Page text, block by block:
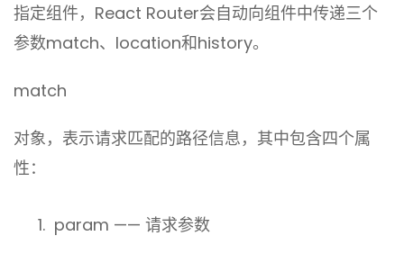
指定组件，React Router会自动向组件中传递三个
参数match、location和history。
match
对象，表示请求匹配的路径信息，其中包含四个属
性：
param —— 请求参数